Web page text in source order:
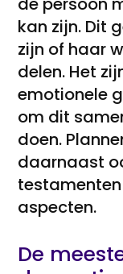
kan zijn. Dit
zijn of haar
delen. Het
emotionele
om dit
doen.
daarnaast
aspecten.
De